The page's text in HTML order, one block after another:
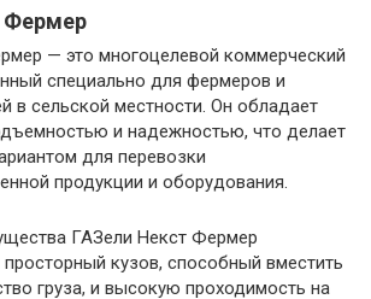
Фермер
— это многоцелевой коммерческий
специально для фермеров и
в сельской местности. Он обладает
и надежностью, что делает
для перевозки
продукции и оборудования.
ГАЗели Некст Фермер
кузов, способный вместить
груза, и высокую проходимость на